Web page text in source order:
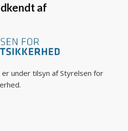
af
er under tilsyn af Styrelsen for